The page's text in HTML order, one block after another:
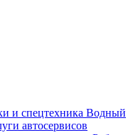
и спецтехника Водный
автосервисов